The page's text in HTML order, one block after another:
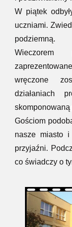
W piątek
uczniami.
podziemną.
Wieczorem
wręczone
działaniach
Gościom
nasze miasto i
przyjaźni.
co świadczy o